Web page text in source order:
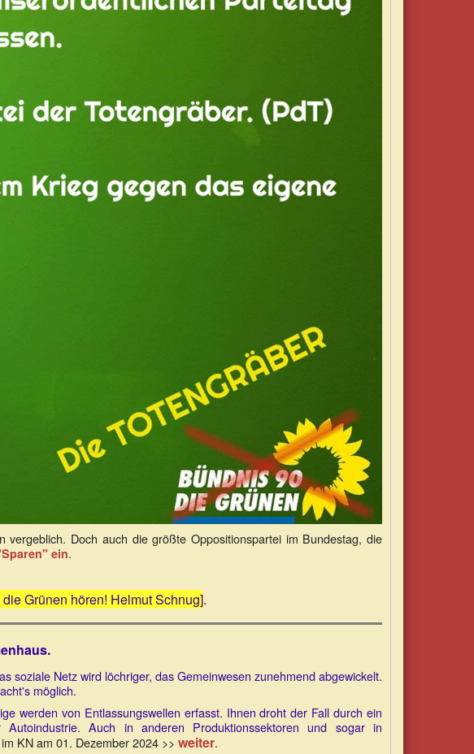
Doch auch die größte Oppositionspartei im Bundestag, die
ein.
Grünen hören! Helmut Schnug].
soziale Netz wird löchriger, das Gemeinwesen zunehmend abgewickelt.
möglich.
werden von Entlassungswellen erfasst. Ihnen droht der Fall durch ein
Auch in anderen Produktionssektoren und sogar in
KN am 01. Dezember 2024 >> weiter.